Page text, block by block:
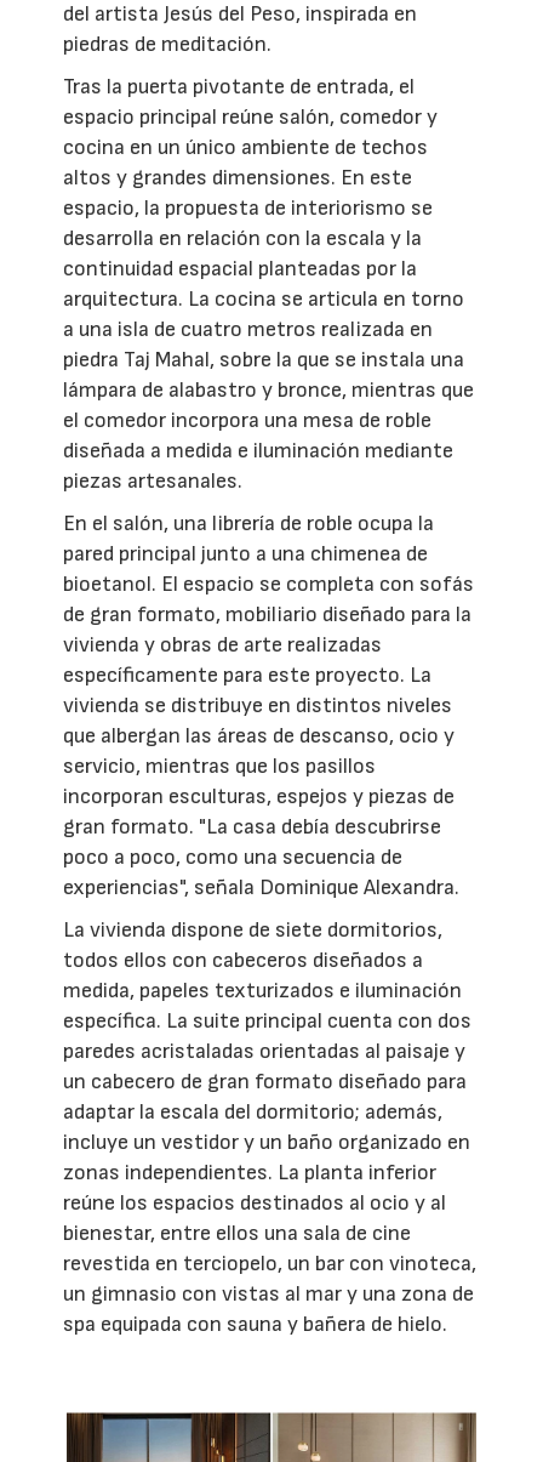
del artista Jesús del Peso, inspirada en
piedras de meditación.
Tras la puerta pivotante de entrada, el
espacio principal reúne salón, comedor y
cocina en un único ambiente de techos
altos y grandes dimensiones. En este
espacio, la propuesta de interiorismo se
desarrolla en relación con la escala y la
continuidad espacial planteadas por la
arquitectura. La cocina se articula en torno
a una isla de cuatro metros realizada en
piedra Taj Mahal, sobre la que se instala una
lámpara de alabastro y bronce, mientras que
el comedor incorpora una mesa de roble
diseñada a medida e iluminación mediante
piezas artesanales.
En el salón, una librería de roble ocupa la
pared principal junto a una chimenea de
bioetanol. El espacio se completa con sofás
de gran formato, mobiliario diseñado para la
vivienda y obras de arte realizadas
específicamente para este proyecto. La
vivienda se distribuye en distintos niveles
que albergan las áreas de descanso, ocio y
servicio, mientras que los pasillos
incorporan esculturas, espejos y piezas de
gran formato. "La casa debía descubrirse
poco a poco, como una secuencia de
experiencias", señala Dominique Alexandra.
La vivienda dispone de siete dormitorios,
todos ellos con cabeceros diseñados a
medida, papeles texturizados e iluminación
específica. La suite principal cuenta con dos
paredes acristaladas orientadas al paisaje y
un cabecero de gran formato diseñado para
adaptar la escala del dormitorio; además,
incluye un vestidor y un baño organizado en
zonas independientes. La planta inferior
reúne los espacios destinados al ocio y al
bienestar, entre ellos una sala de cine
revestida en terciopelo, un bar con vinoteca,
un gimnasio con vistas al mar y una zona de
spa equipada con sauna y bañera de hielo.